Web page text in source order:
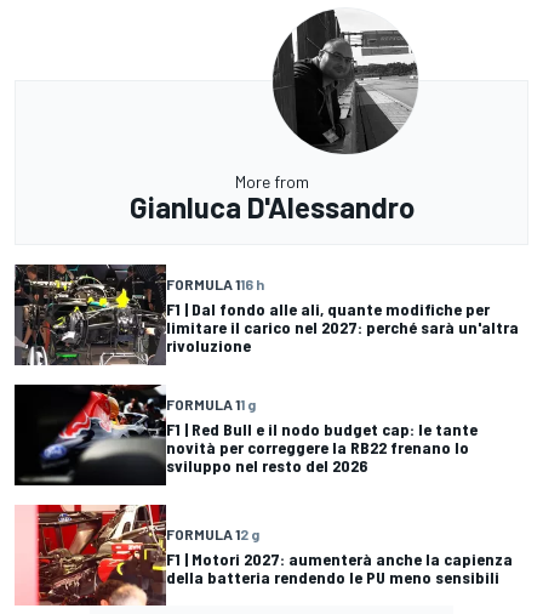
More from
Gianluca D'Alessandro
FORMULA 116 h
F1 | Dal fondo alle ali, quante modifiche per
limitare il carico nel 2027: perché sarà un'altra
rivoluzione
FORMULA 11 g
F1 | Red Bull e il nodo budget cap: le tante
novità per correggere la RB22 frenano lo
sviluppo nel resto del 2026
FORMULA 12 g
F1 | Motori 2027: aumenterà anche la capienza
della batteria rendendo le PU meno sensibili